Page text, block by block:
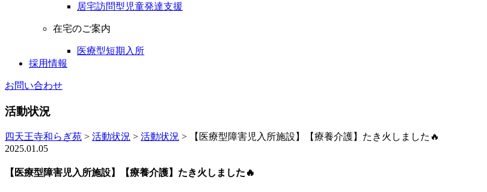
居宅訪問型児童発達支援
在宅のご案内
医療型短期入所
採用情報
お問い合わせ
活動状況
四天王寺和らぎ苑 > 活動状況 > 活動状況 >
【医療型障害児入所施設】【療養介護】たき火しました🔥
2025.01.05
【医療型障害児入所施設】【療養介護】たき火しました🔥